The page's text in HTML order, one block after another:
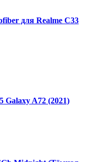
для Realme C33
Galaxy A72 (2021)